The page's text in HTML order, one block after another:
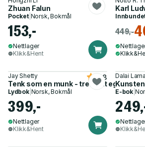
Zhuan Falun
Pocket| Norsk, Bokmål
153,-
Nettlager
Klikk&Hent
Karl
449,-
Jay Shetty
Tenk som en munk - tren ditt eget sinn
4.8
Lydbok| Norsk, Bokmål
399,-
Nettlager
Klikk&Hent
Dalai
E-bok